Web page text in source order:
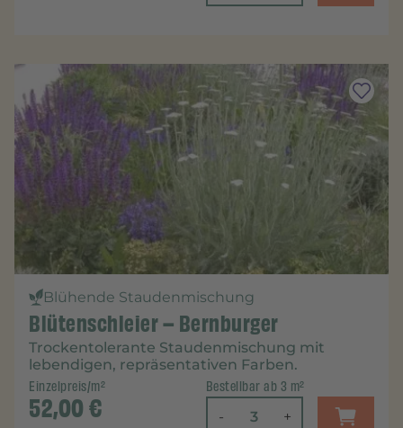
Blühende Staudenmischung
Blütenschleier – Bernburger
Trockentolerante Staudenmischung mit
lebendigen, repräsentativen Farben.
Einzelpreis/m²
52,00€
Bestellbar ab 3 m²
- +